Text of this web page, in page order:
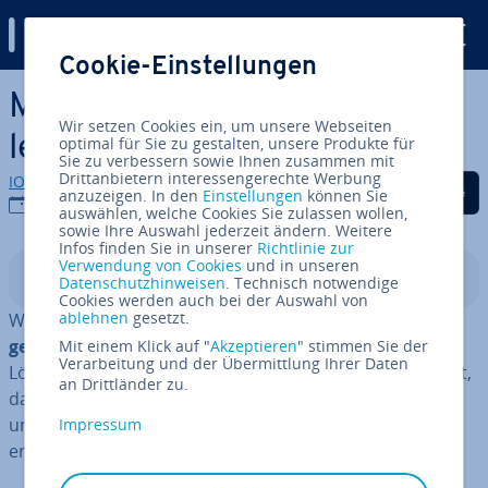
Zum Haupt­in­halt springen
Mit Scratch pro­gram­mie­ren
lernen: So funk­tio­niert’s
IONOS Redaktion
21.06.2023
Auf Facebook teilen
Auf Twitter teilen
Auf LinkedIn
In­halts­ver­zeich­nis
Wer
Pro­gram­mie­ren unter ver­ein­fach­ten Be­din­gun­
gen
lernen möchte, erhält mitScratchdie passende
Lösung. Worum es sich bei diesem Pro­gram­mier­pro­jekt,
das sich in erster Linie an Kinder richtet, genau handelt
und wie das Scratch-Pro­gram­mie­ren funk­tio­niert,
erfahren Sie in diesem Scratch-Tutorial.
Cookie-Einstellungen
Wir setzen Cookies ein, um unsere Webseiten
optimal für Sie zu gestalten, unsere Produkte für
Sie zu verbessern sowie Ihnen zusammen mit
Drittanbietern interessengerechte Werbung
anzuzeigen. In den Einstellungen können Sie
auswählen, welche Cookies Sie zulassen wollen,
sowie Ihre Auswahl jederzeit ändern. Weitere
Infos finden Sie in unserer Richtlinie zur
Verwendung von Cookies und in unseren
Datenschutzhinweisen. Technisch notwendige
Cookies werden auch bei der Auswahl von
ablehnen gesetzt.
Mit einem Klick auf "Akzeptieren" stimmen Sie der
Verarbeitung und der Übermittlung Ihrer Daten
an Drittländer zu.
Impressum